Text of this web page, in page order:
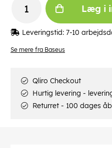
Se mere fra Baseus
Læg i
Leveringstid: 7-10
Qliro Checkout
Hurtig levering -
Returret - 100 dages